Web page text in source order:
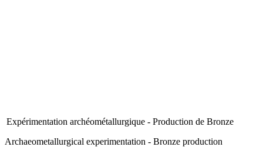
Expérimentation archéométallurgique - Production de Bronze
Archaeometallurgical experimentation - Bronze production